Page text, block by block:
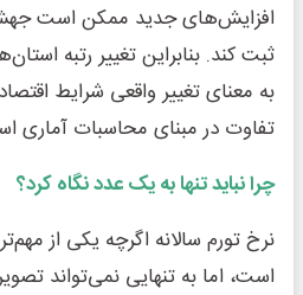
افزایش‌های جدید ممکن است
ثبت کند. بنابراین تغییر رتبه
به معنای تغییر واقعی شرایط
تفاوت در مبنای محاسبات آماری
چرا نباید تنها به یک عدد نگاه کرد؟
نرخ تورم سالانه اگرچه یکی از
است، اما به تنهایی نمی‌تواند